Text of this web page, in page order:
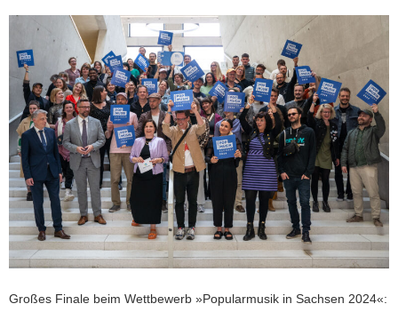
N
v
g
a
t
i
o
n
Großes Finale beim Wettbewerb »Popularmusik in Sachsen 2024«: